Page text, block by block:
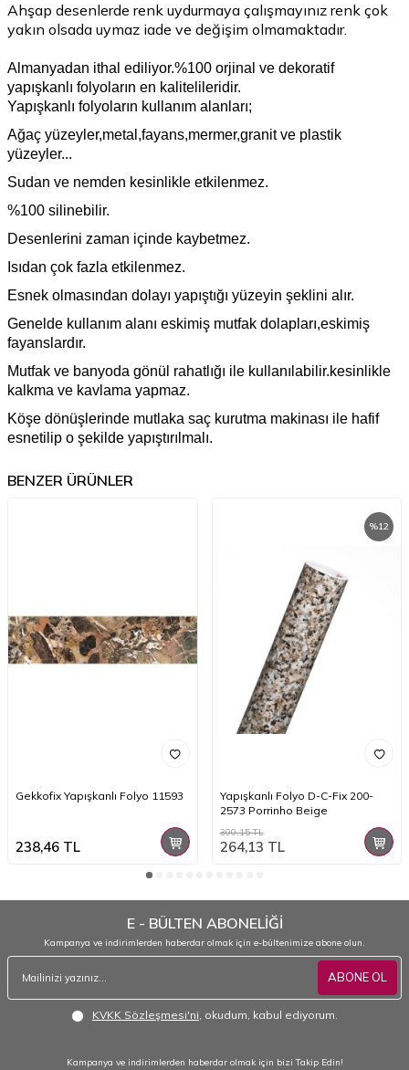
Ahşap desenlerde renk uydurmaya çalışmayınız renk çok
yakın olsada uymaz iade ve değişim olmamaktadır.
Almanyadan ithal ediliyor.%100 orjinal ve dekoratif
yapışkanlı folyoların en kalitelileridir.
Yapışkanlı folyoların kullanım alanları;
Ağaç yüzeyler,metal,fayans,mermer,granit ve plastik
yüzeyler...
Sudan ve nemden kesinlikle etkilenmez.
%100 silinebilir.
Desenlerini zaman içinde kaybetmez.
Isıdan çok fazla etkilenmez.
Esnek olmasından dolayı yapıştığı yüzeyin şeklini alır.
Genelde kullanım alanı eskimiş mutfak dolapları,eskimiş
fayanslardır.
Mutfak ve banyoda gönül rahatlığı ile kullanılabilir.kesinlikle
kalkma ve kavlama yapmaz.
Köşe dönüşlerinde mutlaka saç kurutma makinası ile hafif
esnetilip o şekilde yapıştırılmalı.
BENZER ÜRÜNLER
Gekkofix Yapışkanlı Folyo 11593
238,46 TL
%12
Yapışkanlı Folyo D-C-Fix 200-
2573 Porrinho Beige
300,15TL
264,13 TL
E - BÜLTEN ABONELİĞİ
Kampanya ve indirimlerden haberdar olmak için e-bültenimize abone olun.
ABONE OL
KVKK Sözleşmesi'ni , okudum, kabul ediyorum.
Kampanya ve indirimlerden haberdar olmak için bizi Takip Edin!